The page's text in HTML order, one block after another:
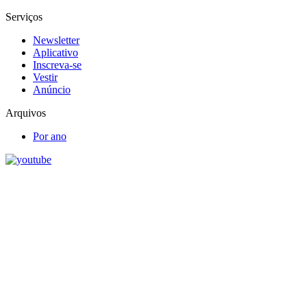
Serviços
Newsletter
Aplicativo
Inscreva-se
Vestir
Anúncio
Arquivos
Por ano